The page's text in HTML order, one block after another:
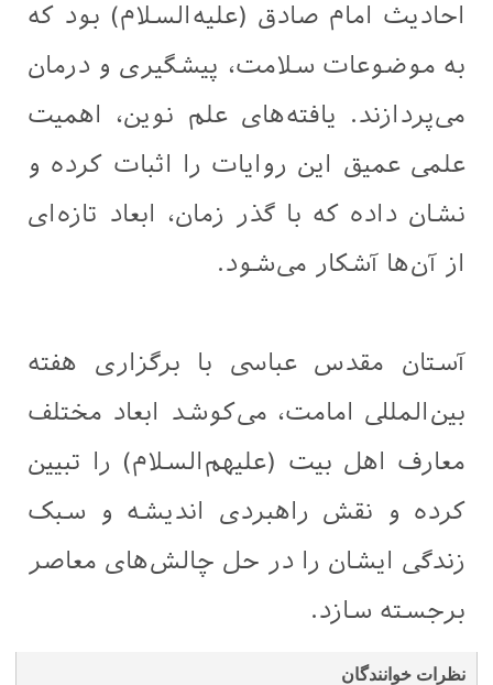
احادیث امام صادق (علیه‌السلام) بود که
به موضوعات سلامت، پیشگیری و درمان
می‌پردازند. یافته‌های علم نوین، اهمیت
علمی عمیق این روایات را اثبات کرده و
نشان داده که با گذر زمان، ابعاد تازه‌ای
از آن‌ها آشکار می‌شود.
آستان مقدس عباسی با برگزاری هفته
بین‌المللی امامت، می‌کوشد ابعاد مختلف
معارف اهل بیت (علیهم‌السلام) را تبیین
کرده و نقش راهبردی اندیشه و سبک
زندگی ایشان را در حل چالش‌های معاصر
برجسته سازد.
نظرات خوانندگان